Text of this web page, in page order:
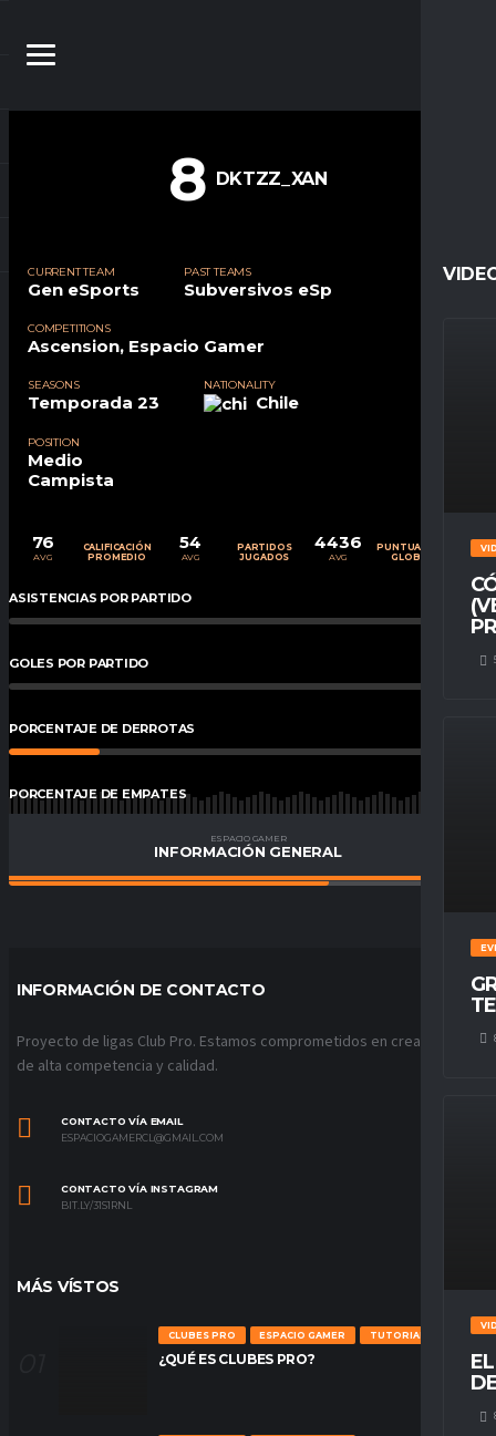
8 DKTZZ_XAN
CURRENT TEAM
Gen eSports
PAST TEAMS
Subversivos eSp
COMPETITIONS
Ascension, Espacio Gamer
SEASONS
Temporada 23
NATIONALITY
Chile
POSITION
Medio
Campista
76
AVG
CALIFICACIÓN
PROMEDIO
54
AVG
PARTIDOS
JUGADOS
4436
AVG
PUNTUACIÓN
GLOBAL
ASISTENCIAS POR PARTIDO 0%
GOLES POR PARTIDO %
PORCENTAJE DE DERROTAS
PORCENTAJE DE EMPATES
PORCENTAJE DE VICTORIAS
ESPACIO GAMER
INFORMACIÓN GENERAL
INFORMACIÓN DE CONTACTO
Proyecto de ligas Club Pro. Estamos comprometidos en crear ligas
de alta competencia y calidad.
CONTACTO VÍA EMAIL
ESPACIOGAMERCL@GMAIL.COM
CONTACTO VÍA INSTAGRAM
BIT.LY/31S1RNL
MÁS VÍSTOS
CLUBES PRO ESPACIO GAMER TUTORIALES
¿QUÉ ES CLUBES PRO?